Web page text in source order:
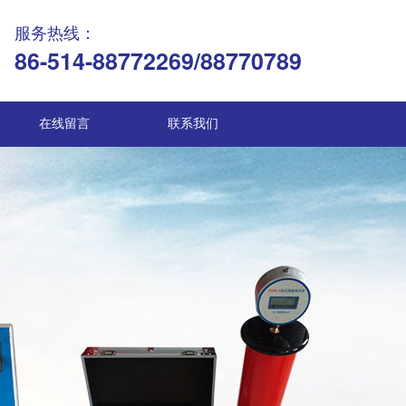
服务热线：
86-514-88772269/88770789
在线留言 联系我们